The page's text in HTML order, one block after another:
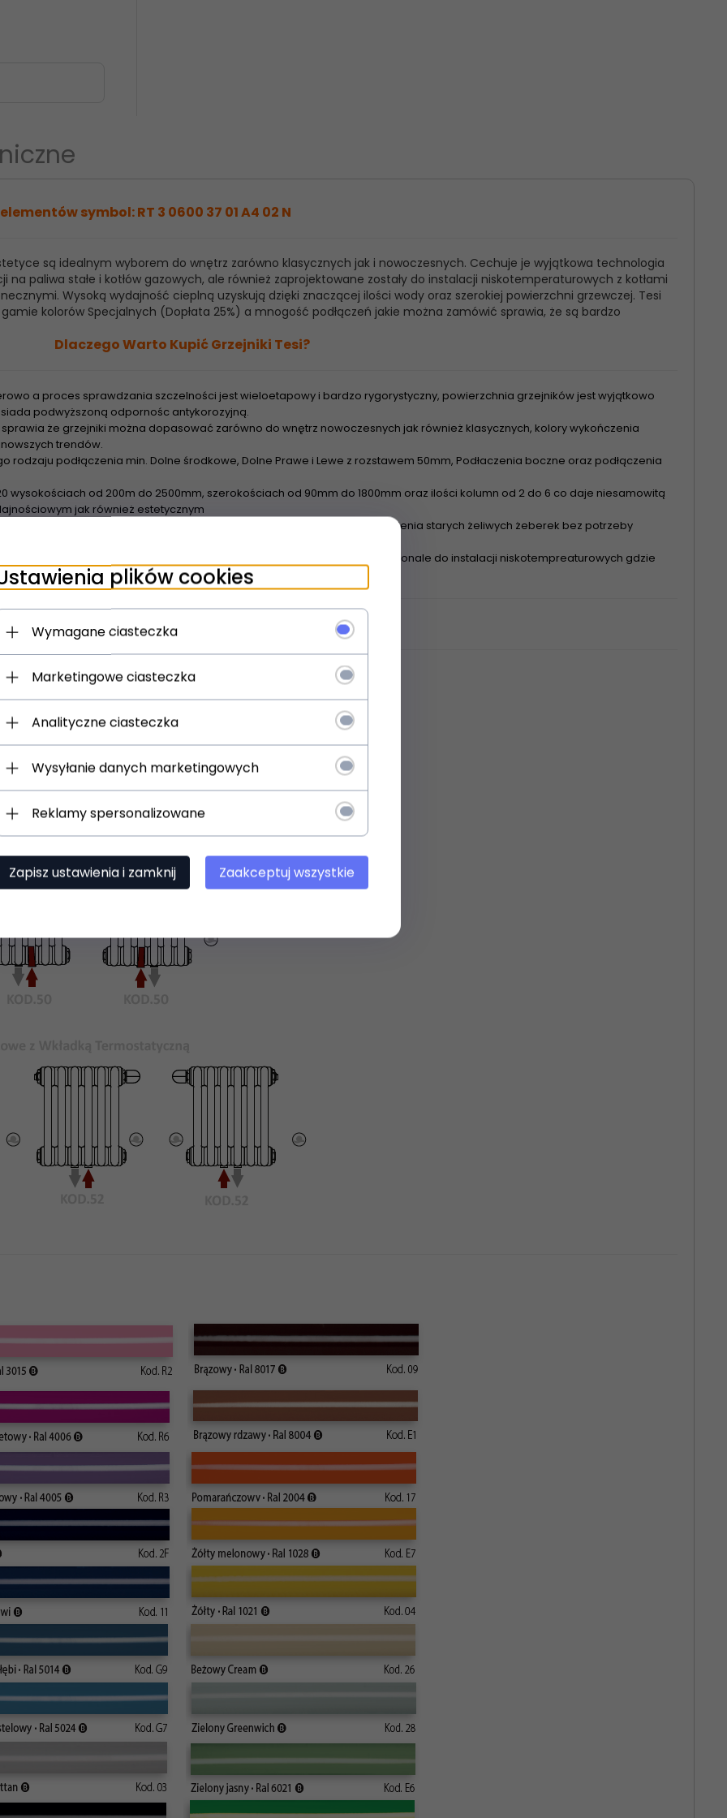
symbol: RT 3 0600 37 01 A4 02 N
są idealnym wyborem do wnętrz zarówno klasycznych jak i nowoczesnych. Cechuje je wyjątkowa technologia
na paliwa stałe i kotłów gazowych, ale również zaprojektowane zostały do instalacji niskotemperaturowych z kotłami
Wysoką wydajność cieplną uzyskują dzięki znaczącej ilości wody oraz szerokiej powierzchni grzewczej. Tesi
kolorów Specjalnych (Dopłata 25%) a mnogość podłączeń jakie można zamówić sprawia, że są bardzo
Dlaczego Warto Kupić Grzejniki Tesi?
a proces sprawdzania szczelności jest wieloetapowy i bardzo rygorystyczny, powierzchnia grzejników jest wyjątkowo
podwyższoną odpornośc antykorozyjną.
że grzejniki można dopasować zarówno do wnętrz nowoczesnych jak również klasycznych, kolory wykończenia
trendów.
podłączenia min. Dolne środkowe, Dolne Prawe i Lewe z rozstawem 50mm, Podłaczenia boczne oraz podłączenia
wysokościach od 200m do 2500mm, szerokościach od 90mm do 1800mm oraz ilości kolumn od 2 do 6 co daje niesamowitą
jak również estetycznym
grzejników z rozstawem bocznym 500m Tesi nadają się do zastąpienia starych żeliwych żeberek bez potrzeby
- Dzięki szerokiej powierzchni grzewczej grzejniki nadaja się doskonale do instalacji niskotempreaturowych gdzie
z pompami ciepła oraz kolektorami słonecznymi
plików cookies
Wymagane ciasteczka
Marketingowe ciasteczka
Analityczne ciasteczka
Wysyłanie danych marketingowych
Reklamy spersonalizowane
Zapisz ustawienia i zamknij Zaakceptuj wszystkie